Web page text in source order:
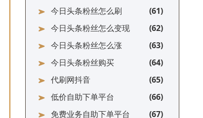
今日头条粉丝怎么刷
今日头条粉丝怎么变现
今日头条粉丝怎么涨
今日头条粉丝购买
代刷网抖音
低价自助下单平台
免费业务自助下单平台